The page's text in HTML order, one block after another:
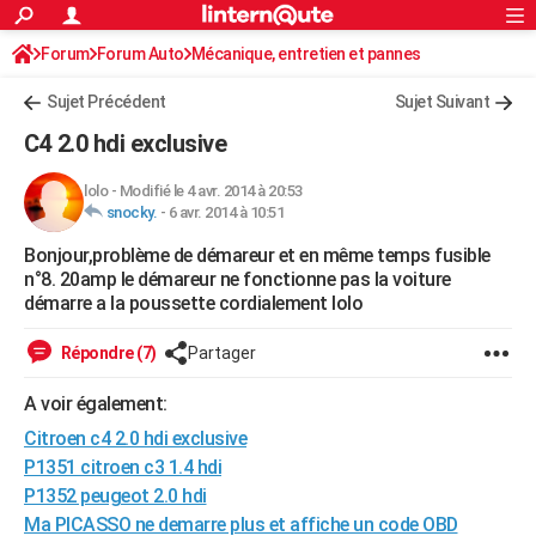
ACTUALITÉS
Politique
Société
Faits Divers
Education
Monde
Villes
+
FINANCE
Retraite
Impôts
Epargne
Immobilier
Risques naturels par ville
Banque
Assurance
Crédit
AUTO
Essais
Réserver un essai
Citadines
Berlines
SUV
Forum auto
+HIGH-TECH
Mobiles
Meilleur smartphone
Internet
Ordinateurs
Jeux vidéo
Guide high-tech
+
Forum
Aménagement intérieur
Extérieur
Cuisine
Salle de bains
Jardinage
Rangement
WEEK-END
Guides de France
Escapades
Patrimoine
Expositions
Musées
Week-end nature
+LIFESTYLE
Art de vivre
Bien-être
Loisirs
Mode
Modes de vie
SANTE
Alimentation
Guide de la santé
Maladies
Médicaments
Sommeil
VOYAGE
Rechercher
S'inscrire
Connexion
Forum Forum Auto Mécanique, entretien et pannes
Sujet Précédent Sujet Suivant
C4 2.0 hdi exclusive
lolo- Modifié le 4 avr. 2014 à 20:53
snocky. - 6 avr. 2014 à 10:51
Bonjour,problème de démareur et en même temps fusible
n°8. 20amp le démareur ne fonctionne pas la voiture
démarre a la poussette cordialement lolo
Répondre (7) Partager
A voir également:
Citroen c4 2.0 hdi exclusive
P1351 citroen c3 1.4 hdi
P1352 peugeot 2.0 hdi
Ma PICASSO ne demarre plus et affiche un code OBD